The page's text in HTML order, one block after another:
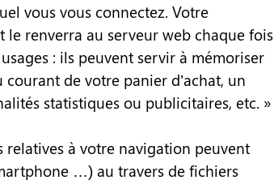
vous vous connectez. Votre
renverra au serveur web chaque fois
: ils peuvent servir à mémoriser
de votre panier d’achat, un
statistiques ou publicitaires, etc. »
à votre navigation peuvent
…) au travers de fichiers